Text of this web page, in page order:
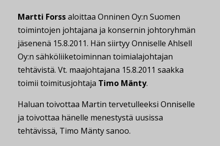
Martti Forssaloittaa Onninen Oy:n Suomen
toimintojen johtajana ja konsernin johtoryhmän
jäsenenä 15.8.2011. Hän siirtyy Onniselle Ahlsell
Oy:n sähköliiketoiminnan toimialajohtajan
tehtävistä. Vt. maajohtajana 15.8.2011 saakka
toimii toimitusjohtaja Timo Mänty.
Haluan toivottaa Martin tervetulleeksi Onniselle
ja toivottaa hänelle menestystä uusissa
tehtävissä, Timo Mänty sanoo.